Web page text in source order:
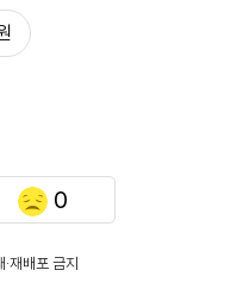
0
재배포 금지